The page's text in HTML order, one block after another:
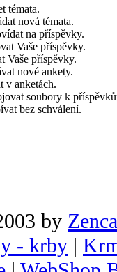
témata.
nová témata.
na příspěvky.
Vaše příspěvky.
Vaše příspěvky.
nové ankety.
v anketách.
soubory k
bez schválení.
by
- krby |